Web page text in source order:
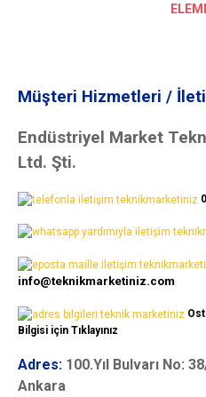
Müşteri Hizmetleri /
Endüstriyel Market
Ltd. Şti.
info@teknikmarketiniz.com
Bilgisi için Tıklayınız
Adres: 100.Yıl Bulvarı No:
Ankara